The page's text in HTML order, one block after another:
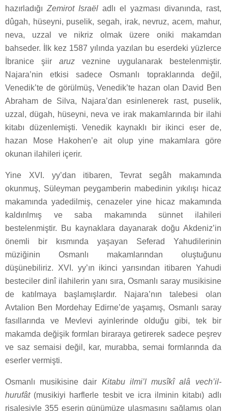
hazırladığı Zemirot Israëladlı el yazması divanında, rast,
dûgah, hüseyni, puselik, segah, irak, nevruz, acem, mahur,
neva, uzzal ve nikriz olmak üzere oniki makamdan
bahseder. İlk kez 1587 yılında yazılan bu eserdeki yüzlerce
İbranice şiir aruzveznine uygulanarak bestelenmiştir.
Najara’nin etkisi sadece Osmanlı topraklarında değil,
Venedik’te de görülmüş, Venedik’te hazan olan David Ben
Abraham de Silva, Najara’dan esinlenerek rast, puselik,
uzzal, dügah, hüseyni, neva ve irak makamlarında bir ilahi
kitabı düzenlemişti. Venedik kaynaklı bir ikinci eser de,
hazan Mose Hakohen’e ait olup yine makamlara göre
okunan ilahileri içerir.
Yine XVI. yy’dan itibaren, Tevrat segâh makamında
okunmuş, Süleyman peygamberin mabedinin yıkılışı hicaz
makamında yadedilmiş, cenazeler yine hicaz makamında
kaldırılmış ve saba makamında sünnet ilahileri
bestelenmiştir. Bu kaynaklara dayanarak doğu Akdeniz’in
önemli bir kısmında yaşayan Seferad Yahudilerinin
müziğinin Osmanlı makamlarından oluştuğunu
düşünebiliriz. XVI. yy’ın ikinci yarısından itibaren Yahudi
besteciler dinî ilahilerin yanı sıra, Osmanlı saray musikisine
de katılmaya başlamışlardır. Najara’nın talebesi olan
Avtalion Ben Mordehay Edirne’de yaşamış, Osmanlı saray
fasıllarında ve Mevlevi ayinlerinde olduğu gibi, tek bir
makamda değişik formları biraraya getirerek sadece peşrev
ve saz semaisi değil, kar, murabba, semai formlarında da
eserler vermişti.
Osmanlı musikisine dair Kitabu ilmi’l musîkî alâ vech’il-
hurufât(musikiyi harflerle tesbit ve icra ilminin kitabı) adlı
risalesiyle 355 eserin günümüze ulaşmasını sağlamış olan